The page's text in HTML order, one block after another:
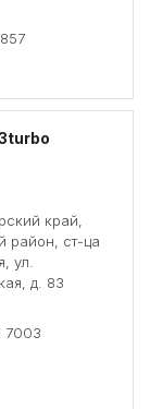
край,
район, ст-ца
ул.
д. 83
7003